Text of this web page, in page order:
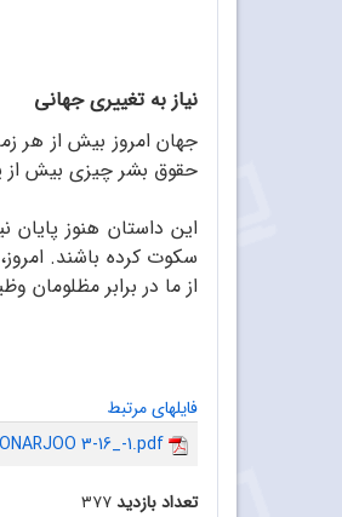
نیاز به تغییری جهانی
حقوق بشر چیزی بیش از
این داستان هنوز
از ما در برابر
فایلهای مرتبط
3-16_-1.pdf
تعداد بازدید۳۷۷